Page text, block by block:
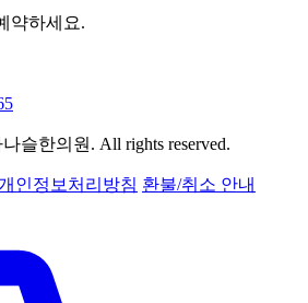
약하세요.
슬한의원. All rights reserved.
인정보처리방침 환불/취소 안내